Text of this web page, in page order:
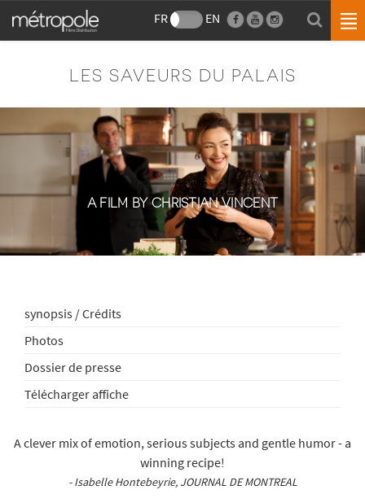
FR EN
LES SAVEURS DU PALAIS
A FILM BY CHRISTIAN VINCENT
synopsis / Crédits
Photos
Dossier de presse
Télécharger affiche
A clever mix of emotion, serious subjects and gentle humor - a
winning recipe!
- Isabelle Hontebeyrie, JOURNAL DE MONTREAL